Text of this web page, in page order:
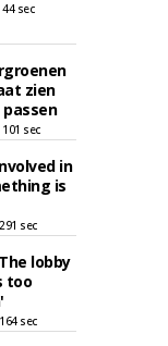
44 sec
zien
101 sec
in
is
291 sec
lobby
too
164 sec